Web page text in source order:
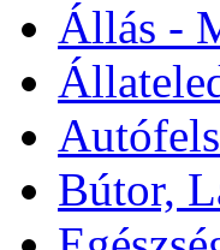
Állás -
Bútor,